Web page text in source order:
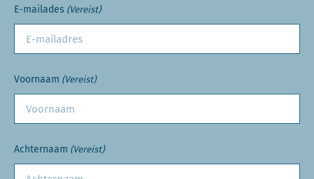
E-mailades (Vereist)
Voornaam (Vereist)
Achternaam (Vereist)